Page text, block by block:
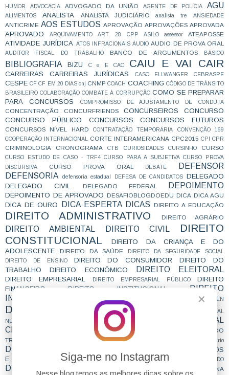
✕
Siga-me no Instagram
Nesse blog temos as melhores dicas sobre os
HUMOR
ADVOCACIA ADVOGADO DA UNIÃO AGENTE DE POLÍCIA AGU
ALIMENTOS ANALISTA ANALISTA JUDICIÁRIO analista tre ANSIEDADE
ANTICRIME AOS ESTUDOS APROVAÇÃO APROVAÇÕES APROVADA
APROVADO ARQUIVAMENTO ART. 28 CPP ASILO assessor ATEAPOSSE
ATIVIDADE JURÍDICA ATOS INFRACIONAIS ÁUDIO AUDIO DE PROVA ORAL
AUDITOR FISCAL DO TRABALHO BANCO DE ARGUMENTOS BÁSICO
BIBLIOGRAFIA BIZU C e E CAC CAIU E VAI CAIR
CARREIRAS CARREIRAS JURÍDICAS CASO ELLWANGER CEBRASPE
CESPE CF CF EM 20 DIAS cnj CNMP COACH COACHING CÓDIGO DE TRÂNSITO
BRASILEIRO COLABORAÇÃO COMBATE À CORRUPÇÃO COMO SE PREPARAR
PARA CONCURSOS
COMPROMISSO DE AJUSTAMENTO DE CONDUTA
CONCENTRAÇÃO CONCURFRIENDS CONCURSEIROS
CONCURSO
CONCURSO PÚBLICO
CONCURSOS CONCURSOS FUTUROS
CONCURSOS NÍVEL HARD CONTRATAÇÃO TEMPORÁRIA
CONVENÇÃO 169
COOPERAÇÃO INTERNACIONAL
CORTE INTERAMERICANA CPC2015 CPI CPR
CRIMINOLOGIA CRONOGRAMA CTB CURIOSIDADES CURSINHO CURSO
CURSO ESTUDO DE CASO - TRF4 CURSO PARA A SUBJETIVA
CURSO PROVA
DISCURSIVA
CURSO PROVA ORAL DEBATE
DEFENSOR
DEFENSORIA
defensoria estadual DEFESA DE CANDIDATOS
DELEGADO
DELEGADO CIVIL
DELEGADO FEDERAL DEPOIMENTO
DEPOIMENTO DE APROVADO DESAFIOBLOGDOEDU DICA DICA AGU
DICA DE OURO DICA ESPERTA DICAS DIREITO A EDUCAÇÃO
DIREITO ADMINISTRATIVO DIREITO AGRÁRIO
DIREITO AMBIENTAL DIREITO CIVIL
DIREITO
CONSTITUCIONAL
DIREITO DA CRIANÇA E DO
ADOLESCENTE
DIREITO DA SAÚDE
DIREITO DA SEGURIDADE SOCIAL
DIREITO DE ENSINO
DIREITO DO CONSUMIDOR
DIREITO DO
TRABALHO
DIREITO ECONÔMICO DIREITO ELEITORAL
DIREITO EMPRESARIAL DIREITO EMPRESARIAL PÚBLICO
DIREITO
FINANCEIRO
DIREITO INSTITUCIONAL
DIREITO
INTERNACIONAL
DIREITO PEN
DIREITO PENAL DIREITO PENAL INDÍGENA
DIREITO PENAL
NEGOCIAL
DIREITO PREVIDENCIÁRIO
DIREITO PROCESSUAL
CIVIL
DIREITO PROCESSUAL COLETIVO
DIREITO PROCESSUAL DO
TRABALHO
DIREITO PROCESSUAL PENAL direito sanitário
DIREITO TRIBUTÁRIO
DIREITOS DIFUSOS
E COLETIVOS
DIREITOS DO CONCURSEIRO DIREITOS DO CONTRATADO
DIREITOS HUMANOS
DOUTRINA